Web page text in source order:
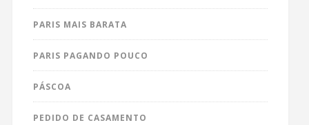
PARIS MAIS BARATA
PARIS PAGANDO POUCO
PÁSCOA
PEDIDO DE CASAMENTO